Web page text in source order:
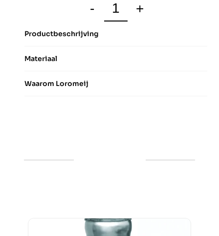
- +
Productbeschrijving
Materiaal
Waarom Loromeij